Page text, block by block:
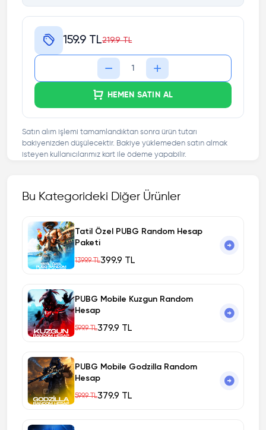
159.9 TL219.9 TL
HEMEN SATIN AL
Satın alım işlemi tamamlandıktan sonra ürün tutarı
bakiyenizden düşülecektir. Bakiye yüklemeden satın almak
isteyen kullanıcılarımız kart ile ödeme yapabilir.
Bu Kategorideki Diğer Ürünler
Tatil Özel PUBG Random Hesap
Paketi
1399.9 TL399.9 TL
PUBG Mobile Kuzgun Random
Hesap
599.9 TL379.9 TL
PUBG Mobile Godzilla Random
Hesap
599.9 TL379.9 TL